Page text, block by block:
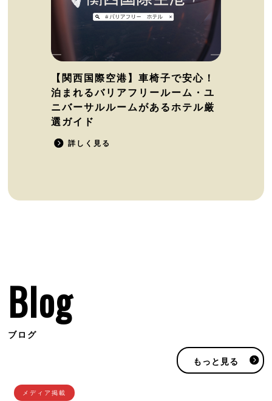
【関西国際空港】車椅子で安心！
泊まれるバリアフリールーム・ユ
ニバーサルルームがあるホテル厳
選ガイド
詳しく見る
Blog
ブログ
もっと見る